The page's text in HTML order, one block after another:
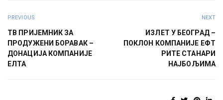
PREVIOUS
ТВ ПРИЈЕМНИК ЗА
ПРОДУЖЕНИ БОРАВАК –
ДОНАЦИЈА КОМПАНИЈЕ
ЕЛТА
NEXT
ИЗЛЕТ У БЕОГРАД –
ПОКЛОН КОМПАНИЈЕ ЕФТ
РИТЕ СТАНАРИ
НАЈБОЉИМА